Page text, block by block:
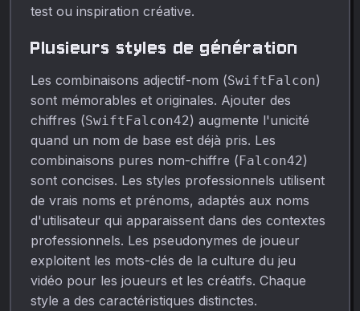
test ou inspiration créative.
Plusieurs styles de génération
Les combinaisons adjectif-nom (SwiftFalcon)
sont mémorables et originales. Ajouter des
chiffres (SwiftFalcon42) augmente l'unicité
quand un nom de base est déjà pris. Les
combinaisons pures nom-chiffre (Falcon42)
sont concises. Les styles professionnels utilisent
de vrais noms et prénoms, adaptés aux noms
d'utilisateur qui apparaissent dans des contextes
professionnels. Les pseudonymes de joueur
exploitent les mots-clés de la culture du jeu
vidéo pour les joueurs et les créatifs. Chaque
style a des caractéristiques distinctes.